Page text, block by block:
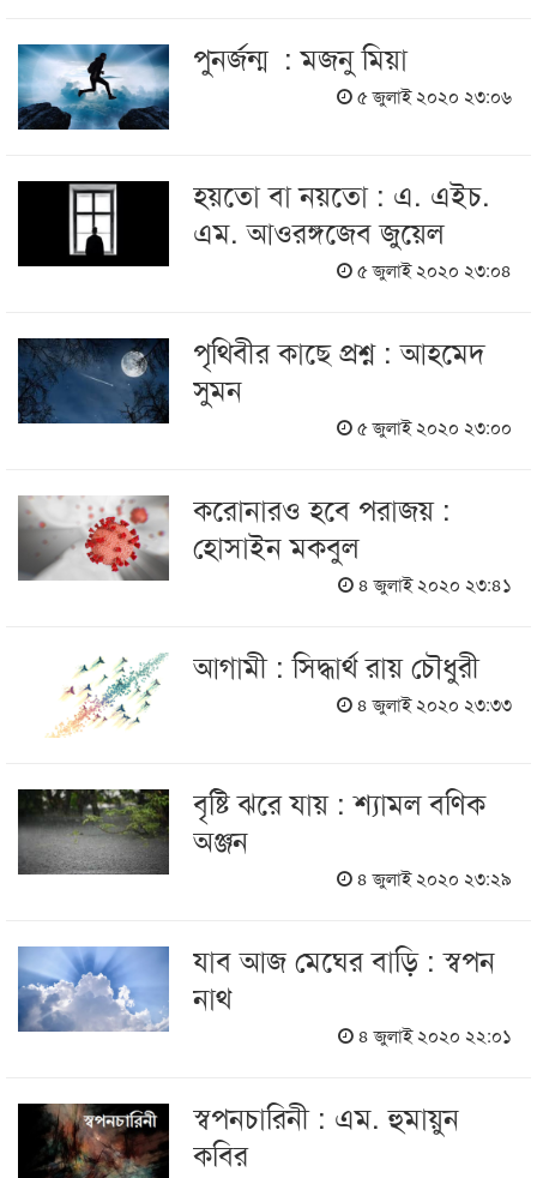
পুনর্জন্ম : মজনু মিয়া
৫ জুলাই ২০২০ ২৩:০৬
হয়তো বা নয়তো : এ. এইচ.
এম. আওরঙ্গজেব জুয়েল
৫ জুলাই ২০২০ ২৩:০৪
পৃথিবীর কাছে প্রশ্ন : আহমেদ
সুমন
৫ জুলাই ২০২০ ২৩:০০
করোনারও হবে পরাজয় :
হোসাইন মকবুল
৪ জুলাই ২০২০ ২৩:৪১
আগামী : সিদ্ধার্থ রায় চৌধুরী
৪ জুলাই ২০২০ ২৩:৩৩
বৃষ্টি ঝরে যায় : শ্যামল বণিক
অঞ্জন
৪ জুলাই ২০২০ ২৩:২৯
যাব আজ মেঘের বাড়ি : স্বপন
নাথ
৪ জুলাই ২০২০ ২২:০১
স্বপনচারিনী : এম. হুমায়ুন
কবির